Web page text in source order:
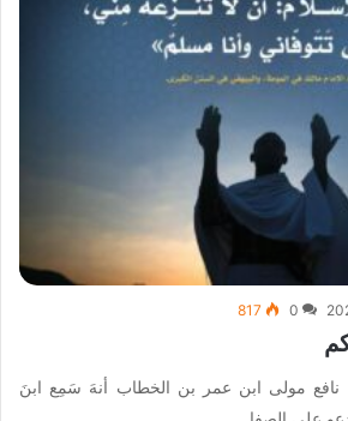
0
817
مولى ابن عمر بن الخطاب أنهَ سَمِع ابنَ